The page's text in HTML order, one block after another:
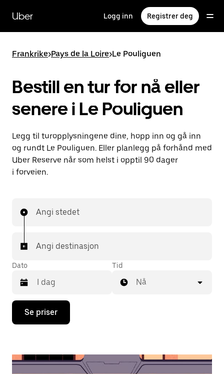
hovedinnholdet
Uber Logg inn Registrer deg
Frankrike>Pays de la Loire>Le Pouliguen
Bestill en tur for nå eller
senere i Le Pouliguen
Legg til turopplysningene dine, hopp inn og gå inn
og rundt Le Pouliguen. Eller planlegg på forhånd med
Uber Reserve når som helst i opptil 90 dager
i forveien.
Angi stedet
Angi destinasjon
Dato
Trykk
piltast
åpne
Tid
Nå
Se priser